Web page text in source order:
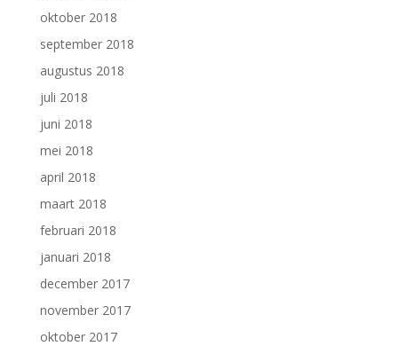
oktober 2018
september 2018
augustus 2018
juli 2018
juni 2018
mei 2018
april 2018
maart 2018
februari 2018
januari 2018
december 2017
november 2017
oktober 2017